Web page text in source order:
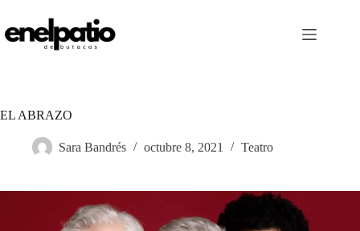
contenido
EL ABRAZO
Sara Bandrés octubre 8, 2021 Teatro